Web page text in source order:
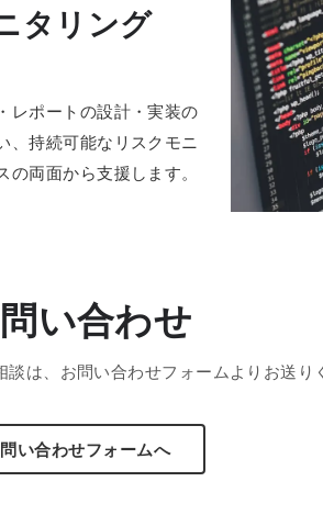
タリング
レポートの設計・実装の
、持続可能なリスクモニ
両面から支援します。
い合わせ
は、お問い合わせフォームよりお送り
い合わせフォームへ